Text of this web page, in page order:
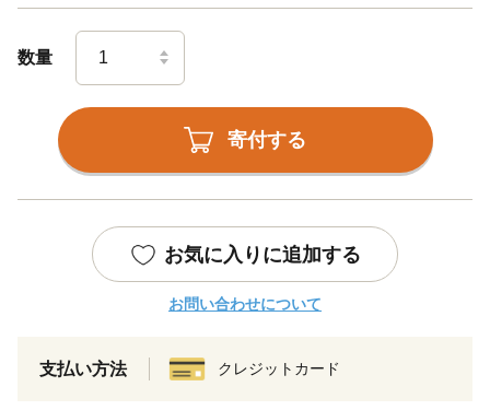
数量
寄付する
お気に入りに追加する
お問い合わせについて
支払い方法 クレジットカード